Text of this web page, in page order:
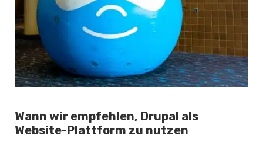
Wann wir empfehlen, Drupal als
Website-Plattform zu nutzen